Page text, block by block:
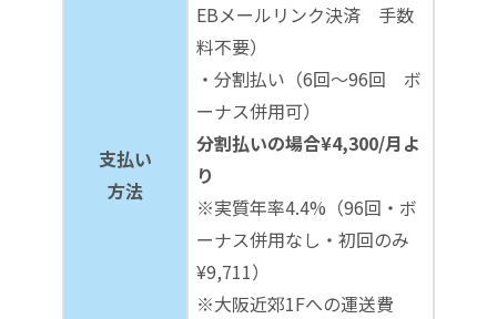
支払い
方法
EBメールリンク決済 手数
料不要）
・分割払い（6回～96回 ボ
ーナス併用可）
分割払いの場合¥4,300/月よ
り
※実質年率4.4%（96回・ボ
ーナス併用なし・初回のみ
¥9,711）
※大阪近郊1Fへの運送費